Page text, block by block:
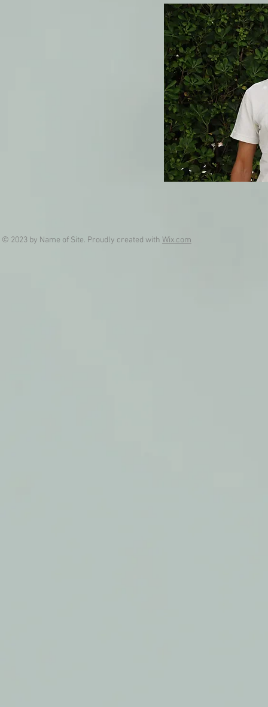
© 2023 by Name of Site. Proudly created with Wix.com